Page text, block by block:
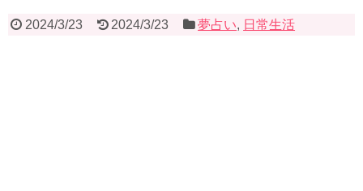
2024/3/23 2024/3/23 夢占い, 日常生活